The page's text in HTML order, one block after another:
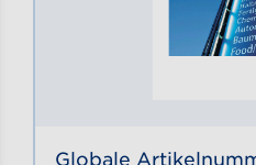
Globale